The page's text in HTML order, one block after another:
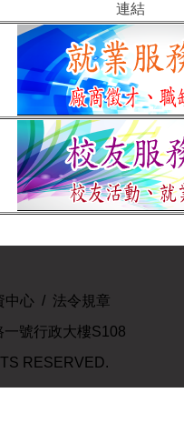
連結
中心 / 法令規章
號行政大樓S108
RESERVED.